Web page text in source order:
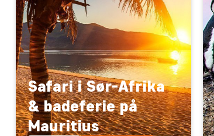
Safari i Sør-Afrika
& badeferie på
Mauritius